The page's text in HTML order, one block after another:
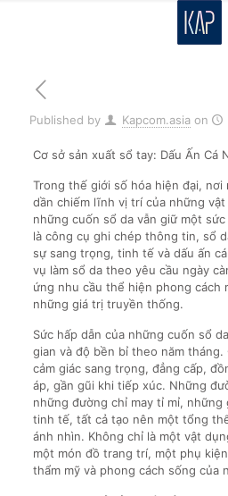
Published by Kapcom.asia on
Cơ sở sản xuất sổ tay: Dấu Ấn Cá
Trong thế giới số hóa hiện đại,
dần chiếm lĩnh vị trí của những
những cuốn sổ da vẫn giữ một
là công cụ ghi chép thông tin, sổ
sự sang trọng, tinh tế và dấu ấn
vụ làm sổ da theo yêu cầu ngày
ứng nhu cầu thể hiện phong cách
những giá trị truyền thống.
Sức hấp dẫn của những cuốn sổ
gian và độ bền bỉ theo năm tháng.
cảm giác sang trọng, đẳng cấp,
áp, gần gũi khi tiếp xúc. Những
những đường chỉ may tỉ mỉ,
tinh tế, tất cả tạo nên một tổng
ánh nhìn. Không chỉ là một vật
một món đồ trang trí, một phụ
thẩm mỹ và phong cách sống của